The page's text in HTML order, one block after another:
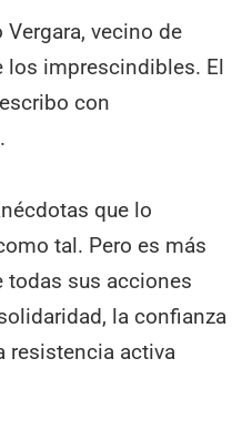
vecino de
los imprescindibles. El
con
que lo
tal. Pero es más
todas sus acciones
la confianza
resistencia activa